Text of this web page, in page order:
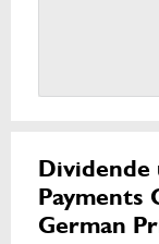
Dividende
Payments
German